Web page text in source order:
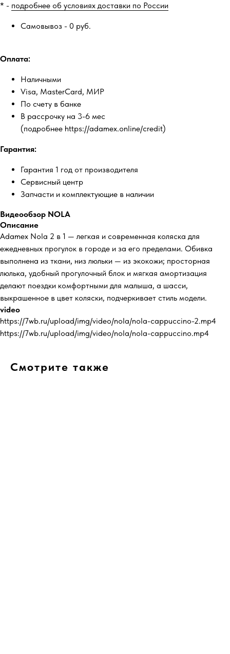
* - подробнее об условиях доставки по России
Самовывоз - 0 руб.
Оплата:
Наличными
Visa, MasterCard, МИР
По счету в банке
В рассрочку на 3-6 мес
(подробнее https://adamex.online/credit)
Гарантия:
Гарантия 1 год от производителя
Сервисный центр
Запчасти и комплектующие в наличии
Видеообзор NOLA
Описание
Adamex Nola 2 в 1 — легкая и современная коляска для
ежедневных прогулок в городе и за его пределами. Обивка
выполнена из ткани, низ люльки — из экокожи; просторная
люлька, удобный прогулочный блок и мягкая амортизация
делают поездки комфортными для малыша, а шасси,
выкрашенное в цвет коляски, подчеркивает стиль модели.
video
https://7wb.ru/upload/img/video/nola/nola-cappuccino-2.mp4
https://7wb.ru/upload/img/video/nola/nola-cappuccino.mp4
Смотрите также